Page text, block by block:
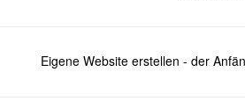
Eigene Website erstellen - der